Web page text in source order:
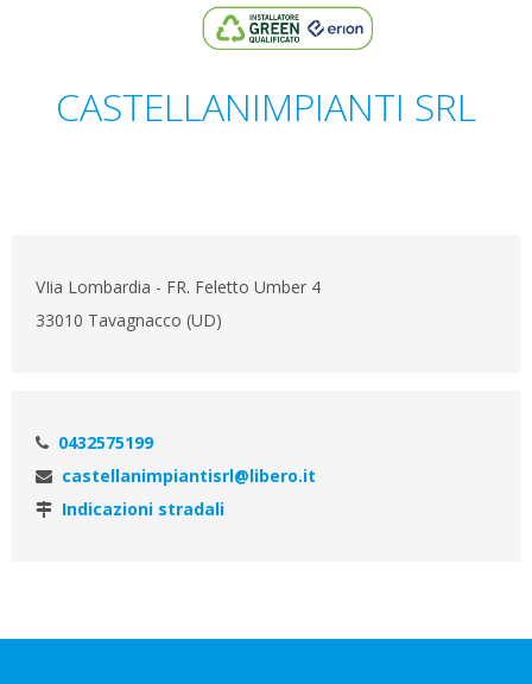
CASTELLANIMPIANTI SRL
VIia Lombardia - FR. Feletto Umber 4
33010 Tavagnacco (UD)
0432575199
castellanimpiantisrl@libero.it
Indicazioni stradali